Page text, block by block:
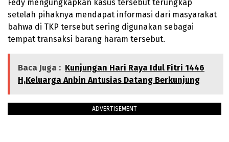
Fedy mengungkapkan kasus tersebut terungkap
setelah pihaknya mendapat informasi dari masyarakat
bahwa di TKP tersebut sering digunakan sebagai
tempat transaksi barang haram tersebut.
Baca Juga : Kunjungan Hari Raya Idul Fitri 1446
H,Keluarga Anbin Antusias Datang Berkunjung
ADVERTISEMENT